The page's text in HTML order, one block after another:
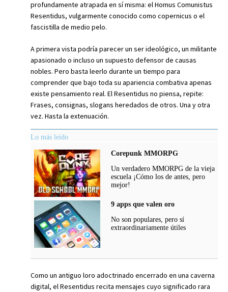
profundamente atrapada en sí misma: el Homus Comunistus
Resentidus, vulgarmente conocido como copernicus o el
fascistilla de medio pelo.
A primera vista podría parecer un ser ideológico, un militante
apasionado o incluso un supuesto defensor de causas
nobles. Pero basta leerlo durante un tiempo para
comprender que bajo toda su apariencia combativa apenas
existe pensamiento real. El Resentidus no piensa, repite:
Frases, consignas, slogans heredados de otros. Una y otra
vez. Hasta la extenuación.
Lo más leído
Corepunk MMORPG
Un verdadero MMORPG de la vieja
escuela ¡Cómo los de antes, pero
mejor!
9 apps que valen oro
No son populares, pero sí
extraordinariamente útiles
Como un antiguo loro adoctrinado encerrado en una caverna
digital, el Resentidus recita mensajes cuyo significado rara